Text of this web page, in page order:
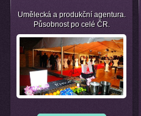
Umělecká a produkční agentura.
Působnost po celé ČR.